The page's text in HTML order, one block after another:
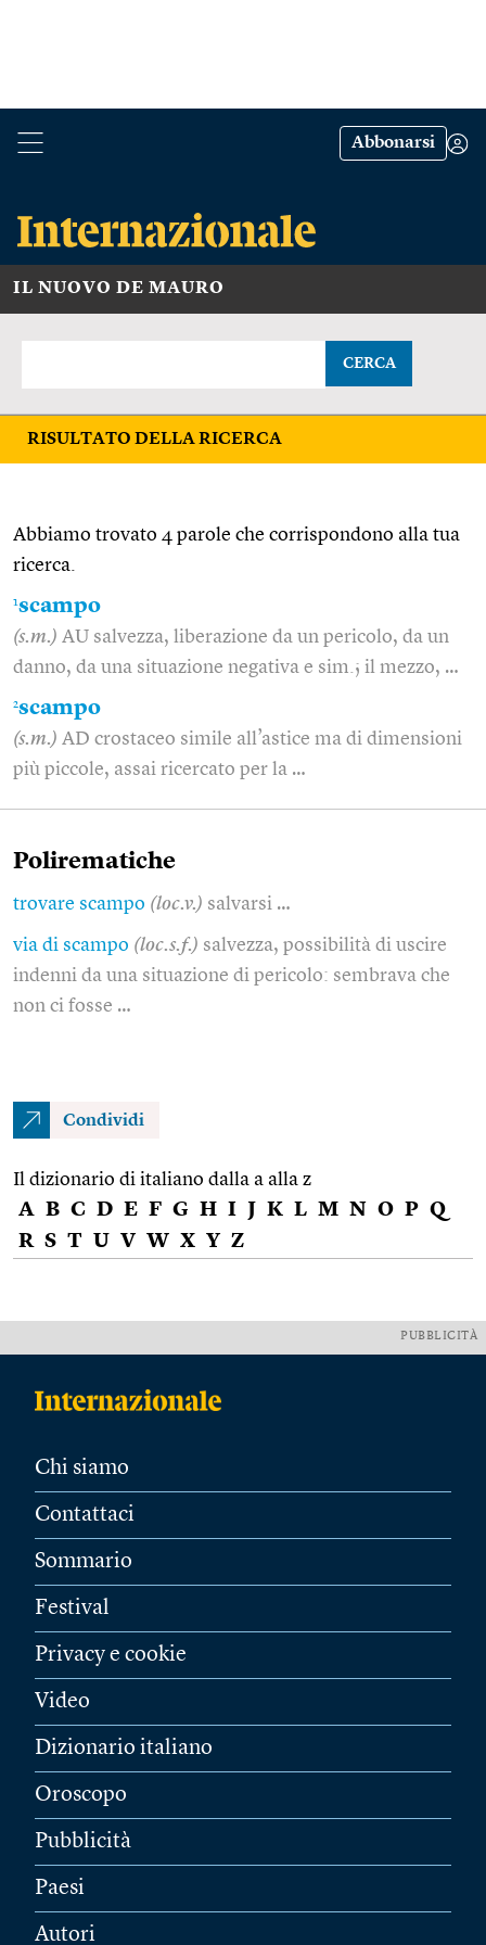
Abbonarsi
IL NUOVO DE MAURO
CERCA
RISULTATO DELLA RICERCA
Abbiamo trovato 4 parole che corrispondono alla tua
ricerca.
1scampo
(s.m.) AU salvezza, liberazione da un pericolo, da un
danno, da una situazione negativa e sim.; il mezzo, …
2scampo
(s.m.) AD crostaceo simile all’astice ma di dimensioni
più piccole, assai ricercato per la …
Polirematiche
trovare scampo (loc.v.) salvarsi …
via di scampo (loc.s.f.) salvezza, possibilità di uscire
indenni da una situazione di pericolo: sembrava che
non ci fosse …
Condividi
Il dizionario di italiano dalla a alla z
A B C D E F G H I J K L M N O P Q
R S T U V W X Y Z
PUBBLICITÀ
Chi siamo
Contattaci
Sommario
Festival
Privacy e cookie
Video
Dizionario italiano
Oroscopo
Pubblicità
Paesi
Autori